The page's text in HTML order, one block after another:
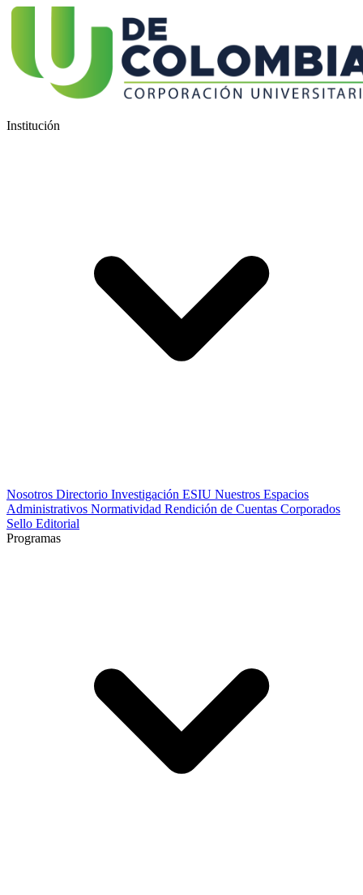
Institución
Nosotros Directorio Investigación ESIU Nuestros Espacios
Administrativos Normatividad Rendición de Cuentas Corporados
Sello Editorial
Programas